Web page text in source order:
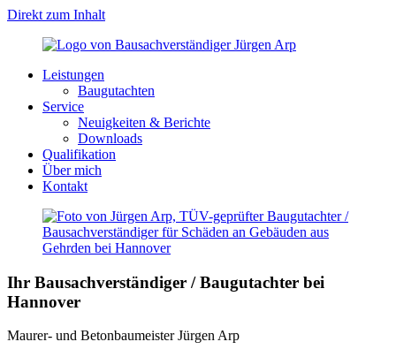
Direkt zum Inhalt
Leistungen
Baugutachten
Service
Neuigkeiten & Berichte
Downloads
Qualifikation
Über mich
Kontakt
Ihr Bausachverständiger /Baugutachter bei
Hannover
Maurer- und Betonbaumeister Jürgen Arp